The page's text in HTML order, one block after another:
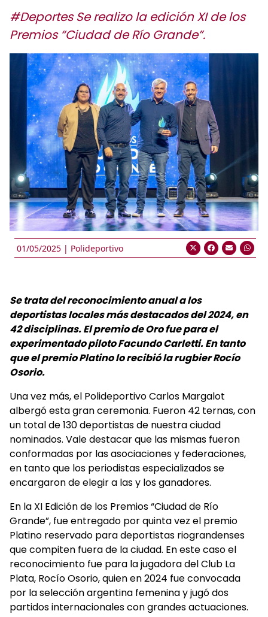
#Deportes Se realizo la edición XI de los
Premios “Ciudad de Río Grande”.
01/05/2025 | Polideportivo
Se trata del reconocimiento anual a los
deportistas locales más destacados del 2024, en
42 disciplinas. El premio de Oro fue para el
experimentado piloto Facundo Carletti. En tanto
que el premio Platino lo recibió la rugbier Rocío
Osorio.
Una vez más, el Polideportivo Carlos Margalot
albergó esta gran ceremonia. Fueron 42 ternas, con
un total de 130 deportistas de nuestra ciudad
nominados. Vale destacar que las mismas fueron
conformadas por las asociaciones y federaciones,
en tanto que los periodistas especializados se
encargaron de elegir a las y los ganadores.
En la XI Edición de los Premios “Ciudad de Río
Grande”, fue entregado por quinta vez el premio
Platino reservado para deportistas riograndenses
que compiten fuera de la ciudad. En este caso el
reconocimiento fue para la jugadora del Club La
Plata, Rocío Osorio, quien en 2024 fue convocada
por la selección argentina femenina y jugó dos
partidos internacionales con grandes actuaciones.